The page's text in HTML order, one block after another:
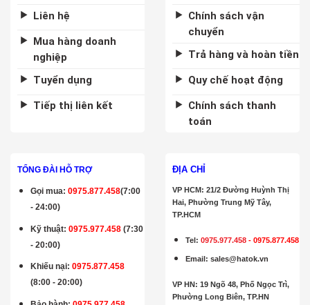
Liên hệ
Mua hàng doanh
nghiệp
Tuyển dụng
Tiếp thị liên kết
Chính sách vận
chuyển
Trả hàng và hoàn tiền
Quy chế hoạt động
Chính sách thanh
toán
TỔNG ĐÀI HỖ TRỢ
Gọi mua:0975.877.458(7:00
- 24:00)
Kỹ thuật:0975.977.458 (7:30
- 20:00)
Khiếu nại: 0975.877.458
(8:00 - 20:00)
ĐỊA CHỈ
VP HCM: 21/2 Đường Huỳnh Thị
Hai, Phường Trung Mỹ Tây,
TP.HCM
Tel:0975.977.458 -0975.877.458
Email:sales@hatok.vn
VP HN: 19 Ngõ 48, Phố Ngọc Trì,
Phường Long Biên, TP.HN